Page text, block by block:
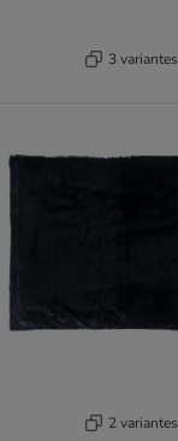
3 variantes
2 variantes